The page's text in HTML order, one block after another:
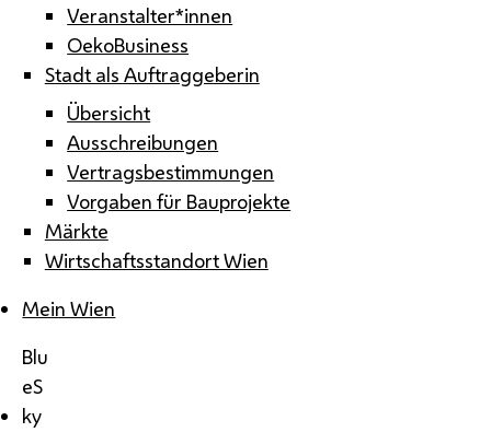
Veranstalter*innen
OekoBusiness
Stadt als Auftraggeberin
Übersicht
Ausschreibungen
Vertragsbestimmungen
Vorgaben für Bauprojekte
Märkte
Wirtschaftsstandort Wien
Mein Wien
Blu
eS
ky